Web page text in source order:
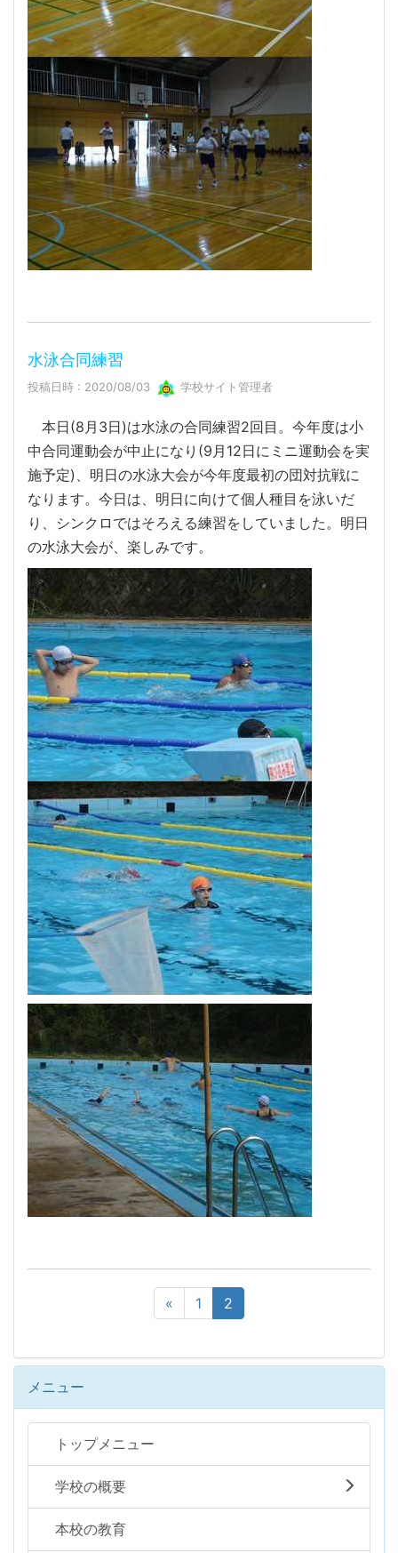
水泳合同練習
投稿日時 : 2020/08/03 学校サイト管理者
本日(8月3日)は水泳の合同練習2回目。今年度は小
中合同運動会が中止になり(9月12日にミニ運動会を実
施予定)、明日の水泳大会が今年度最初の団対抗戦に
なります。今日は、明日に向けて個人種目を泳いだ
り、シンクロではそろえる練習をしていました。明日
の水泳大会が、楽しみです。
« 1 2
メニュー
トップメニュー
学校の概要
本校の教育